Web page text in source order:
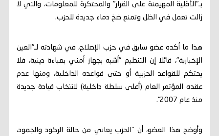
بـ"الأقلية المهيمنة على القرار" والمحتكرة للمعلومات، والتي لا
زالت تعمل في الظل وتمنع ضخ دماء جديدة للحزب.
هذا ما أكده عضو سابق في حزب الإصلاح، في شهادته لـ"العين
الإخبارية"، قائلا إن التنظيم "أشبه بجهاز أمني بعباءة دينية، فلا
يحتكم للقواعد الحزبية أو حتى قواعده الداخلية، ومنها عدم
عقده المؤتمر العام (أعلى سلطة داخلية) لانتخاب قيادة جديدة
منذ عام 2007".
وأوضح هذا العضو، أن "الحزب يعاني من حالة الركود والجمود،